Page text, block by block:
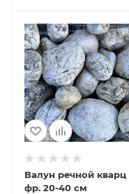
Валун речной кварц
фр. 20-40 см